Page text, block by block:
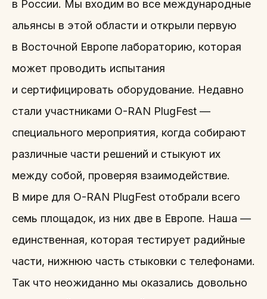
в России. Мы входим во все международные
альянсы в этой области и открыли первую
в Восточной Европе лабораторию, которая
может проводить испытания
и сертифицировать оборудование. Недавно
стали участниками O-RAN PlugFest —
специального мероприятия, когда собирают
различные части решений и стыкуют их
между собой, проверяя взаимодействие.
В мире для O-RAN PlugFest отобрали всего
семь площадок, из них две в Европе. Наша —
единственная, которая тестирует радийные
части, нижнюю часть стыковки с телефонами.
Так что неожиданно мы оказались довольно